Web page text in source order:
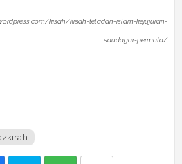
kisah/kisah-teladan-islam-kejujuran-
saudagar-permata/